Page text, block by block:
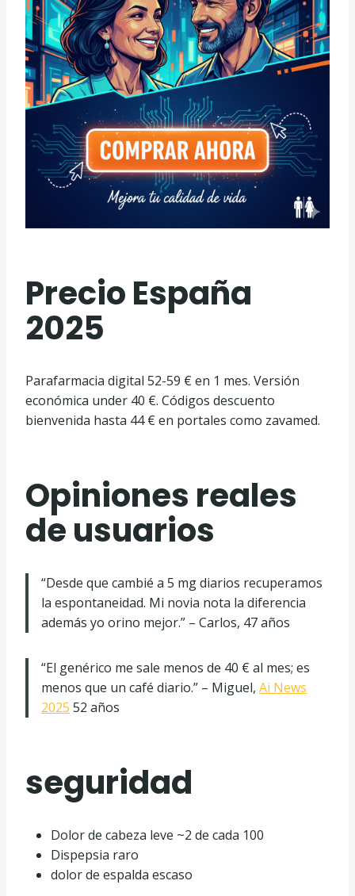
Precio España
2025
Parafarmacia digital 52-59 € en 1 mes. Versión
económica under 40 €. Códigos descuento
bienvenida hasta 44 € en portales como zavamed.
Opiniones reales
de usuarios
“Desde que cambié a 5 mg diarios recuperamos
la espontaneidad. Mi novia nota la diferencia
además yo orino mejor.” – Carlos, 47 años
“El genérico me sale menos de 40 € al mes; es
menos que un café diario.” – Miguel, Ai News
2025 52 años
seguridad
Dolor de cabeza leve ~2 de cada 100
Dispepsia raro
dolor de espalda escaso